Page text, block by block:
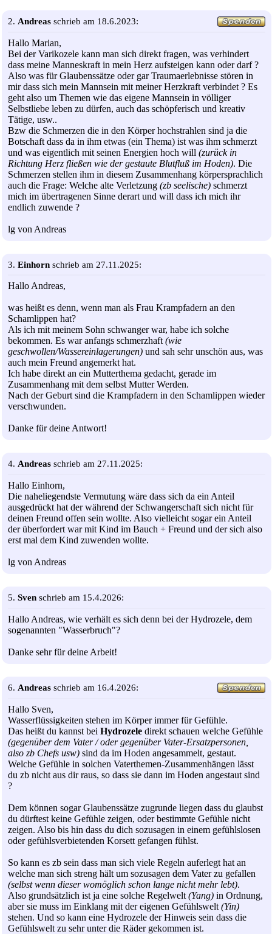
2. Andreas schrieb am 18.6.2023:
Hallo Marian,
Bei der Varikozele kann man sich direkt fragen, was verhindert
dass meine Manneskraft in mein Herz aufsteigen kann oder darf ?
Also was für Glaubenssätze oder gar Traumaerlebnisse stören in
mir dass sich mein Mannsein mit meiner Herzkraft verbindet ? Es
geht also um Themen wie das eigene Mannsein in völliger
Selbstliebe leben zu dürfen, auch das schöpferisch und kreativ
Tätige, usw..
Bzw die Schmerzen die in den Körper hochstrahlen sind ja die
Botschaft dass da in ihm etwas (ein Thema) ist was ihm schmerzt
und was eigentlich mit seinen Energien hoch will (zurück in
Richtung Herz fließen wie der gestaute Blutfluß im Hoden). Die
Schmerzen stellen ihm in diesem Zusammenhang körpersprachlich
auch die Frage: Welche alte Verletzung (zb seelische) schmerzt
mich im übertragenen Sinne derart und will dass ich mich ihr
endlich zuwende ?
lg von Andreas
3. Einhorn schrieb am 27.11.2025:
Hallo Andreas,
was heißt es denn, wenn man als Frau Krampfadern an den
Schamlippen hat?
Als ich mit meinem Sohn schwanger war, habe ich solche
bekommen. Es war anfangs schmerzhaft (wie
geschwollen/Wassereinlagerungen) und sah sehr unschön aus, was
auch mein Freund angemerkt hat.
Ich habe direkt an ein Mutterthema gedacht, gerade im
Zusammenhang mit dem selbst Mutter Werden.
Nach der Geburt sind die Krampfadern in den Schamlippen wieder
verschwunden.
Danke für deine Antwort!
4. Andreas schrieb am 27.11.2025:
Hallo Einhorn,
Die naheliegendste Vermutung wäre dass sich da ein Anteil
ausgedrückt hat der während der Schwangerschaft sich nicht für
deinen Freund offen sein wollte. Also vielleicht sogar ein Anteil
der überfordert war mit Kind im Bauch + Freund und der sich also
erst mal dem Kind zuwenden wollte.
lg von Andreas
5. Sven schrieb am 15.4.2026:
Hallo Andreas, wie verhält es sich denn bei der Hydrozele, dem
sogenannten "Wasserbruch"?
Danke sehr für deine Arbeit!
6. Andreas schrieb am 16.4.2026:
Hallo Sven,
Wasserflüssigkeiten stehen im Körper immer für Gefühle.
Das heißt du kannst bei Hydrozele direkt schauen welche Gefühle
(gegenüber dem Vater / oder gegenüber Vater-Ersatzpersonen,
also zb Chefs usw) sind da im Hoden angesammelt, gestaut.
Welche Gefühle in solchen Vaterthemen-Zusammenhängen lässt
du zb nicht aus dir raus, so dass sie dann im Hoden angestaut sind
?
Dem können sogar Glaubenssätze zugrunde liegen dass du glaubst
du dürftest keine Gefühle zeigen, oder bestimmte Gefühle nicht
zeigen. Also bis hin dass du dich sozusagen in einem gefühlslosen
oder gefühlsverbietenden Korsett gefangen fühlst.
So kann es zb sein dass man sich viele Regeln auferlegt hat an
welche man sich streng hält um sozusagen dem Vater zu gefallen
(selbst wenn dieser womöglich schon lange nicht mehr lebt).
Also grundsätzlich ist ja eine solche Regelwelt (Yang) in Ordnung,
aber sie muss im Einklang mit der eigenen Gefühlswelt (Yin)
stehen. Und so kann eine Hydrozele der Hinweis sein dass die
Gefühlswelt zu sehr unter die Räder gekommen ist.